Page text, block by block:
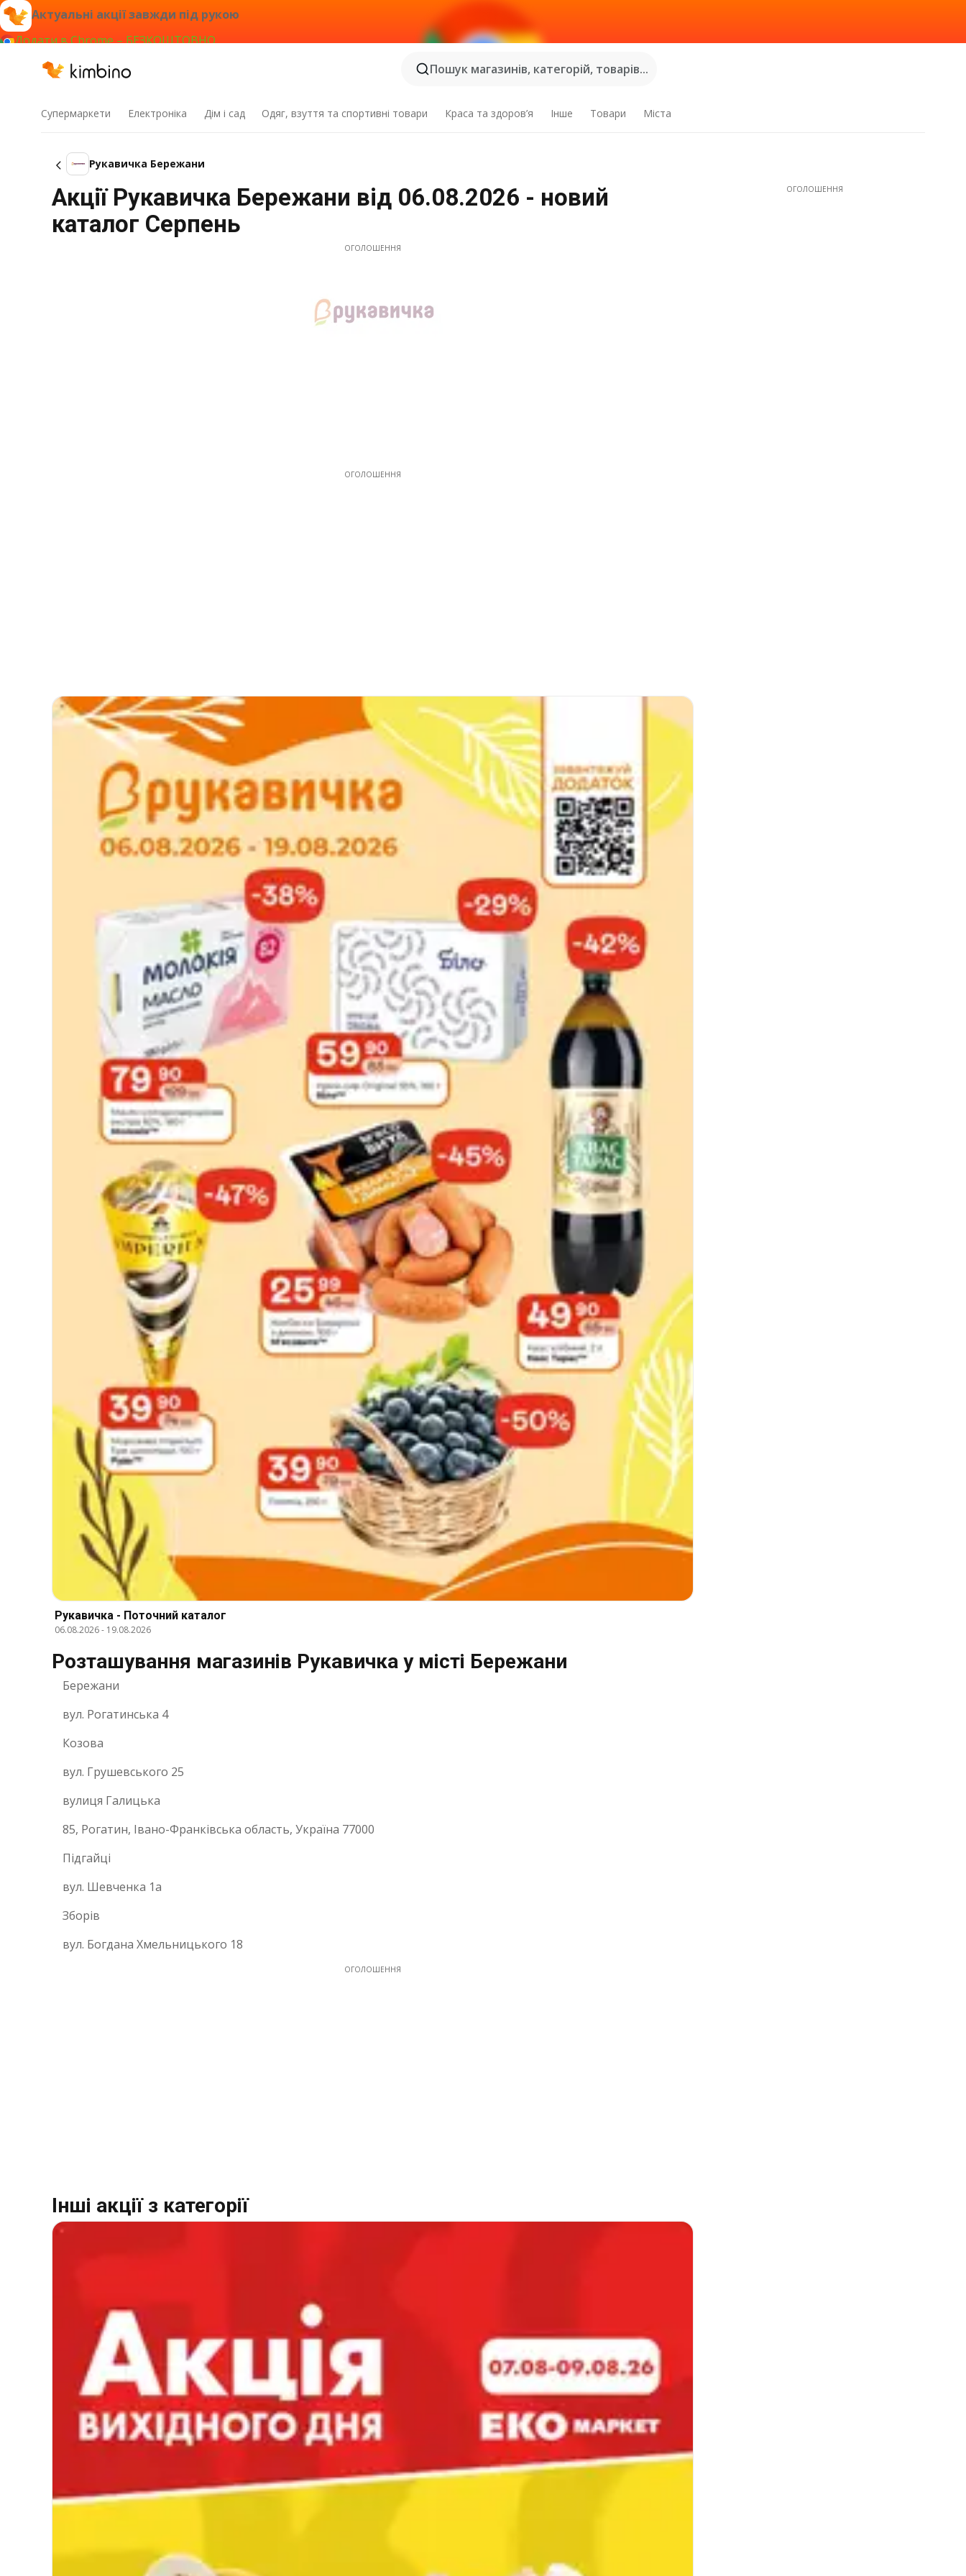
Актуальні акції завжди під рукою
Додати в Chrome – БЕЗКОШТОВНО
Пошук магазинів, категорій, товарів...
Супермаркети Електроніка Дім і сад Одяг, взуття та спортивні товари Краса та здоров’я Інше Товари Міста
Рукавичка Бережани
Акції Рукавичка Бережани від 06.08.2026 - новий
каталог Серпень
ОГОЛОШЕННЯ
ОГОЛОШЕННЯ
Рукавичка - Поточний каталог
06.08.2026- 19.08.2026
Розташування магазинів Рукавичка у місті Бережани
Бережани
вул. Рогатинська 4
Козова
вул. Грушевського 25
вулиця Галицька
85, Рогатин, Івано-Франківська область, Україна 77000
Підгайці
вул. Шевченка 1а
Зборів
вул. Богдана Хмельницького 18
ОГОЛОШЕННЯ
Інші акції з категорії
ОГОЛОШЕННЯ